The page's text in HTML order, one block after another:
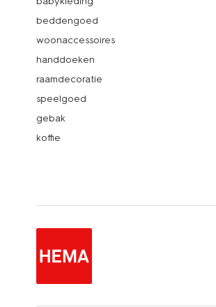
beddengoed
woonaccessoires
handdoeken
raamdecoratie
speelgoed
gebak
koffie